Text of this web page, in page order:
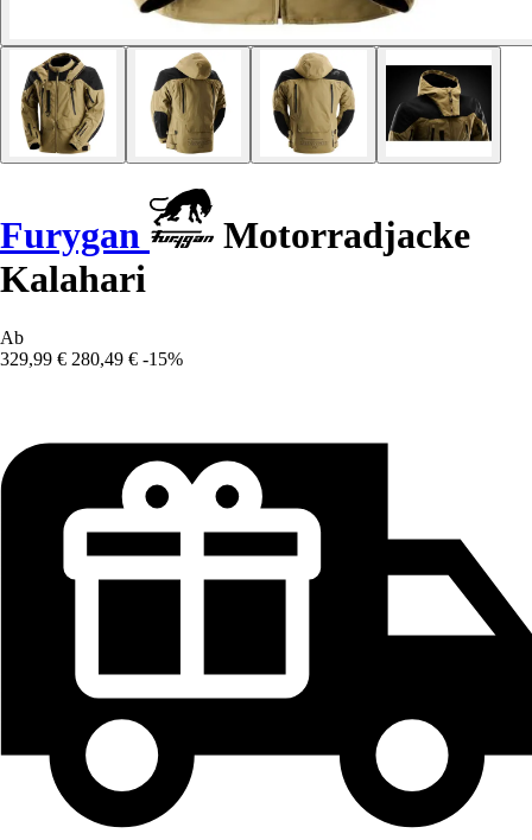
Furygan
Motorradjacke
Kalahari
Ab
329,99 € 280,49 € -15%